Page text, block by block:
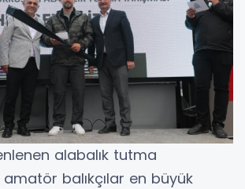
alabalık tutma
amatör balıkçılar en büyük